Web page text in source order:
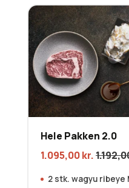
Hele Pakken 2.0
1.095,00kr.
2 stk. wagyu ribeye